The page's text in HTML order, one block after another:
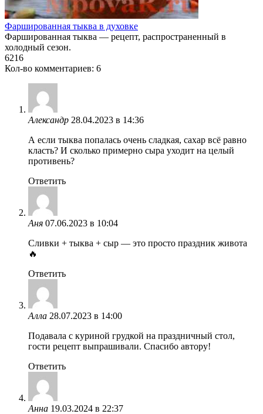
Фаршированная тыква в духовке
Фаршированная тыква — рецепт, распространенный в
холодный сезон.
6216
Кол-во комментариев: 6
Александр 28.04.2023 в 14:36
А если тыква попалась очень сладкая, сахар всё равно
класть? И сколько примерно сыра уходит на целый
противень?
Ответить
Аня 07.06.2023 в 10:04
Сливки + тыква + сыр — это просто праздник живота
🔥
Ответить
Алла 28.07.2023 в 14:00
Подавала с куриной грудкой на праздничный стол,
гости рецепт выпрашивали. Спасибо автору!
Ответить
Анна 19.03.2024 в 22:37